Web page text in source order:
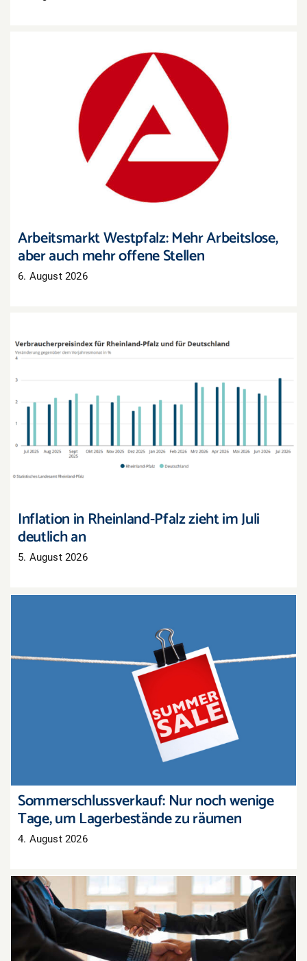
Arbeitsmarkt Westpfalz: Mehr Arbeitslose, aber
auch mehr offene Stellen
Arbeitsmarkt Westpfalz: Mehr Arbeitslose,
aber auch mehr offene Stellen
6. August 2026
Inflation in Rheinland-Pfalz zieht im Juli deutlich
Inflation in Rheinland-Pfalz zieht im Juli
deutlich an
5. August 2026
Sommerschlussverkauf: Nur noch wenige Tage,
um Lagerbestände zu räumen
Sommerschlussverkauf: Nur noch wenige
Tage, um Lagerbestände zu räumen
4. August 2026